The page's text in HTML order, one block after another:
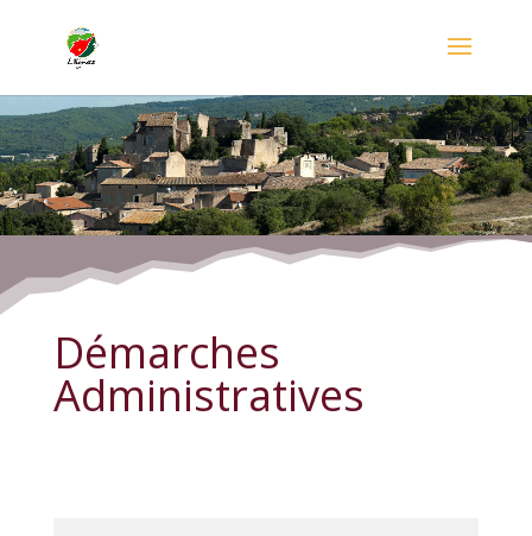
Démarches Administratives
Démarches
Administratives